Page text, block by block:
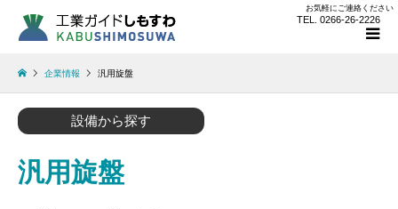
お気軽にご連絡ください
TEL. 0266-26-2226
企業情報 汎用旋盤
設備から探す
汎用旋盤